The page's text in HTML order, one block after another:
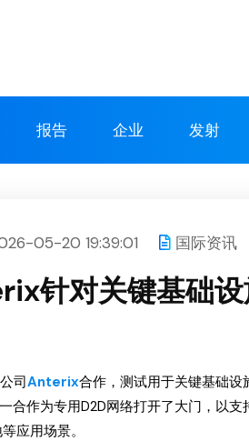
报告 企业 发射
05-20 19:39:01 国际资讯
针对关键基础设
司Anterix合作，测试用于关键基础
作为专用D2D网络打开了大门，以支
应用场景。